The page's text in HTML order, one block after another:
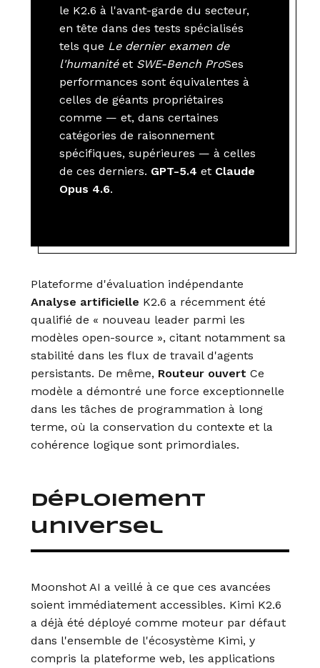
le K2.6 à l'avant-garde du secteur,
en tête dans des tests spécialisés
tels que Le dernier examen de
l'humanitéet SWE-Bench ProSes
performances sont équivalentes à
celles de géants propriétaires
comme — et, dans certaines
catégories de raisonnement
spécifiques, supérieures — à celles
de ces derniers. GPT-5.4 et Claude
Opus 4.6.
Plateforme d'évaluation indépendante
Analyse artificielle K2.6 a récemment été
qualifié de « nouveau leader parmi les
modèles open-source », citant notamment sa
stabilité dans les flux de travail d'agents
persistants. De même, Routeur ouvert Ce
modèle a démontré une force exceptionnelle
dans les tâches de programmation à long
terme, où la conservation du contexte et la
cohérence logique sont primordiales.
Déploiement
universel
Moonshot AI a veillé à ce que ces avancées
soient immédiatement accessibles. Kimi K2.6
a déjà été déployé comme moteur par défaut
dans l'ensemble de l'écosystème Kimi, y
compris la plateforme web, les applications